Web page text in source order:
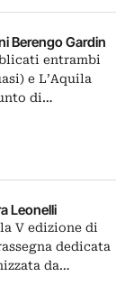
Berengo Gardin
entrambi
e L’Aquila
di…
Leonelli
V edizione di
dedicata
da…